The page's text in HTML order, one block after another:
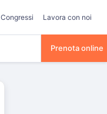
Congressi Lavora con noi
Prenota online